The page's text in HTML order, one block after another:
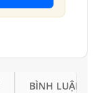
BÌNH LUẬN